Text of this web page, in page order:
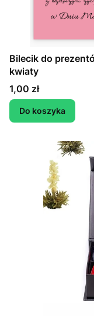
Bilecik do
kwiaty
Cena
1,00 zł
Do koszyka